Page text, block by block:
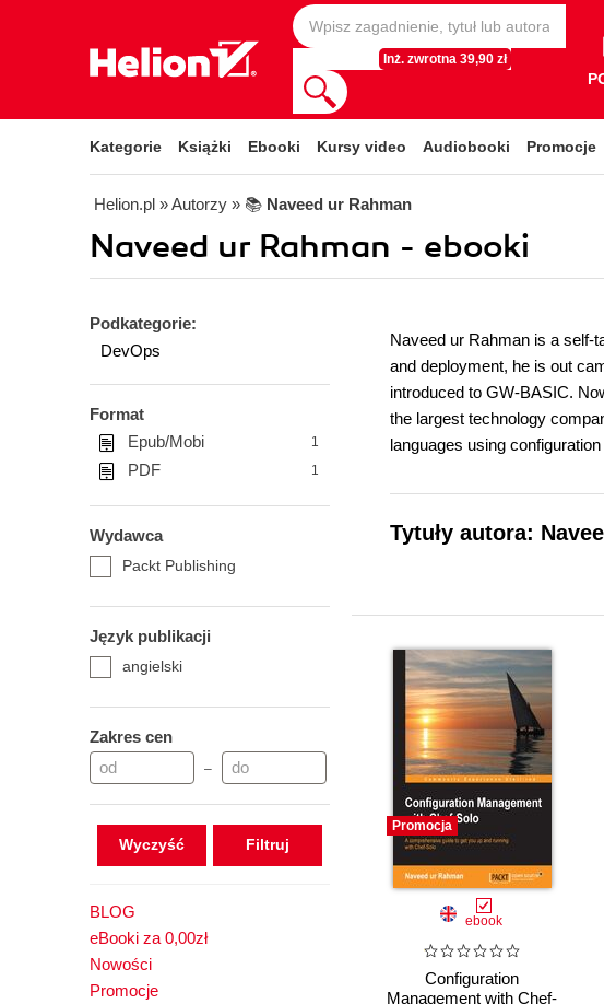
Inż. zwrotna 39,90 zł
Kategorie Książki Ebooki Kursy video Audiobooki Promocje
Helion.pl » Autorzy » 📚 Naveed ur Rahman
Naveed ur Rahman - ebooki
Podkategorie:
DevOps
Format
Epub/Mobi
1
PDF 1
Wydawca
Packt Publishing
Język publikacji
angielski
Zakres cen
–
Wyczyść
BLOG
eBooki za 0,00zł
Nowości
Promocje
Naveed ur Rahman is a self-
and deployment, he is out
introduced to GW-BASIC.
the largest technology
languages using
Tytuły autora:
Promocja
ebook
Configuration
Management with Chef-